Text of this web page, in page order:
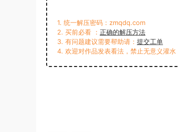
1. 统一解压密码：zmqdq.com
2. 买前必看 ： 正确的解压方法
3. 有问题建议需要帮助请： 提交工单
4. 欢迎对作品发表看法，禁止无意义灌水